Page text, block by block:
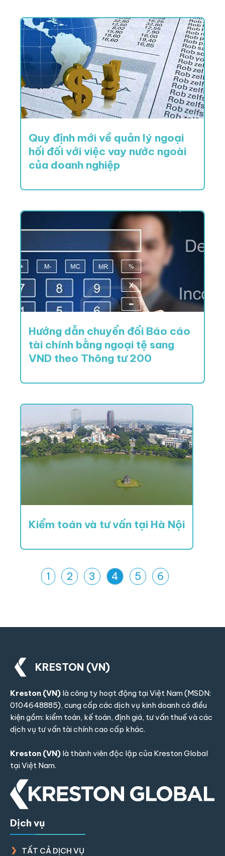
Quy định mới về quản lý ngoại
hối đối với việc vay nước ngoài
của doanh nghiệp
Hướng dẫn chuyển đổi Báo cáo
tài chính bằng ngoại tệ sang
VND theo Thông tư 200
Kiểm toán và tư vấn tại Hà Nội
1 2 3 4 5 6
KRESTON (VN)
Kreston (VN) là công ty hoạt động tại Việt Nam (MSDN:
0104648885), cung cấp các dịch vụ kinh doanh có điều
kiện gồm: kiểm toán, kế toán, định giá, tư vấn thuế và các
dịch vụ tư vấn tài chính cao cấp khác.
Kreston (VN) là thành viên độc lập của Kreston Global
tại Việt Nam.
Dịch vụ
TẤT CẢ DỊCH VỤ